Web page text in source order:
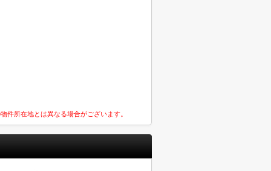
件所在地とは異なる場合がございます。